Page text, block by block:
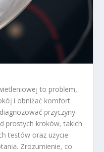
to problem,
i obniżać komfort
przyczyny
prostych kroków, takich
testów oraz użycie
Zrozumienie, co